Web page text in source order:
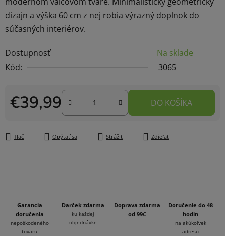
dizajn a výška 60 cm z nej robia výrazný doplnok do
súčasných interiérov.
Dostupnosť
Na sklade
Kód:
3065
€39,99
Jednotková cena:
DO KOŠÍKA
Tlač Opýtať sa Strážiť Zdieľať
Garancia
doručenia
nepoškodeného
tovaru
Darček zdarma
ku každej
objednávke
Doprava zdarma
od 99€
Doručenie do 48
hodín
na akúkoľvek
adresu